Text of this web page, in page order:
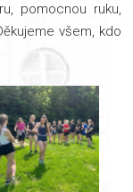
pomocnou ruku,
všem, kdo